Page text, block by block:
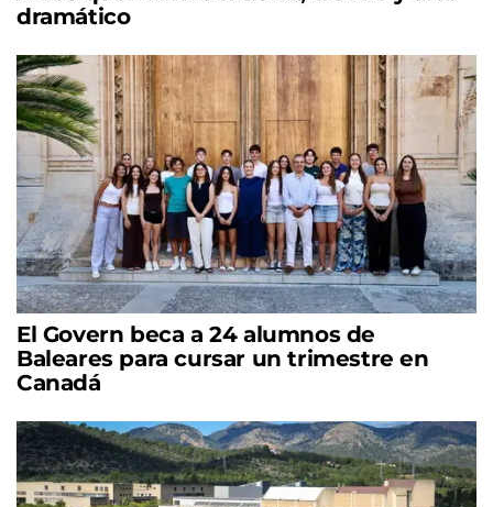
dramático
El Govern beca a 24 alumnos de
Baleares para cursar un trimestre en
Canadá